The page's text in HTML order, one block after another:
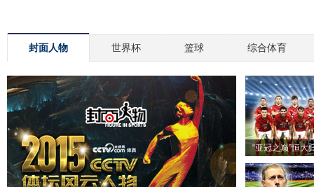
封面人物 世界杯 篮球 综合体育
“亚冠之巅”恒大